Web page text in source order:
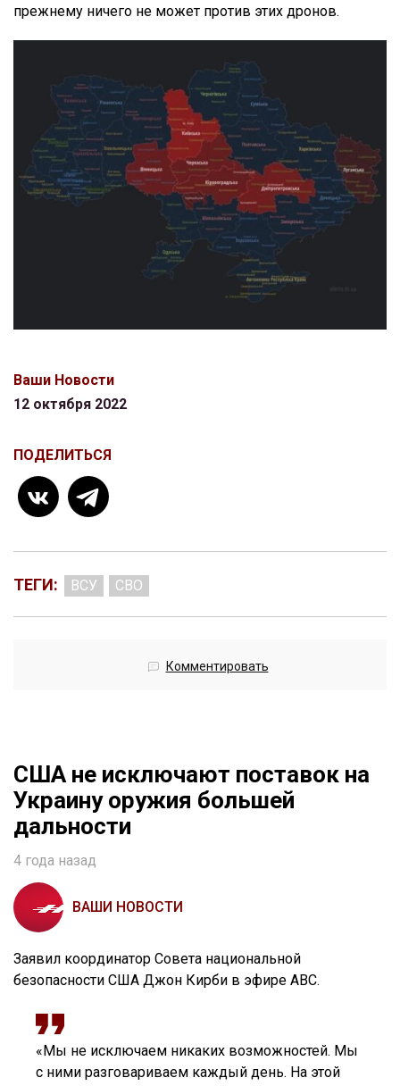
прежнему ничего не может против этих дронов.
Ваши Новости
12 октября 2022
ПОДЕЛИТЬСЯ
ТЕГИ: ВСУ СВО
Комментировать
США не исключают поставок на
Украину оружия большей
дальности
4 года назад
ВАШИ НОВОСТИ
Заявил координатор Совета национальной
безопасности США Джон Кирби в эфире ABC.
«Мы не исключаем никаких возможностей. Мы
с ними разговариваем каждый день. На этой